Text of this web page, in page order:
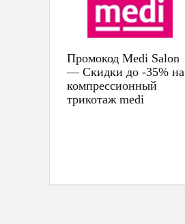
Промокод Medi Salon
— Скидки до -35% на
компрессионный
трикотаж medi